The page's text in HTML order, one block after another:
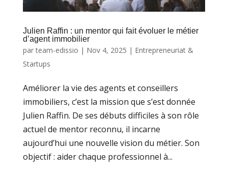
Julien Raffin : un mentor qui fait évoluer le métier
d’agent immobilier
parteam-edissio | Nov 4, 2025 | Entrepreneuriat &
Startups
Améliorer la vie des agents et conseillers
immobiliers, c’est la mission que s’est donnée
Julien Raffin. De ses débuts difficiles à son rôle
actuel de mentor reconnu, il incarne
aujourd’hui une nouvelle vision du métier. Son
objectif : aider chaque professionnel à...